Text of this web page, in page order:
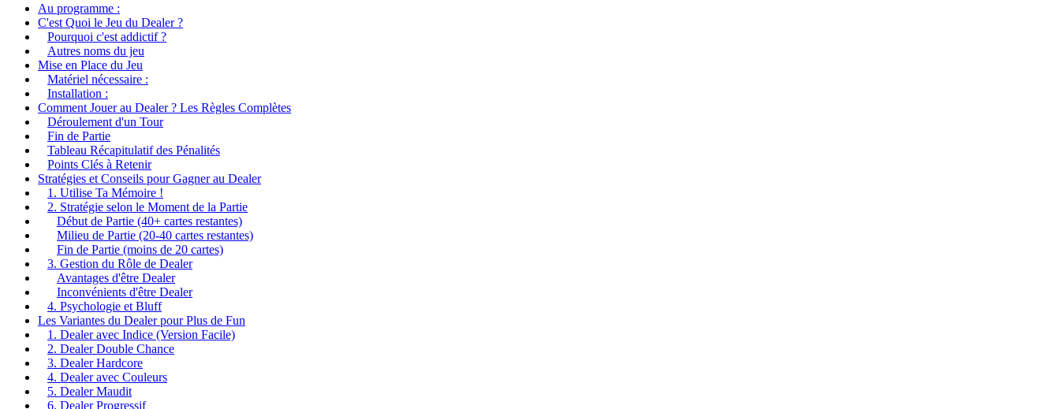
Au programme :
C'est Quoi le Jeu du Dealer ?
Pourquoi c'est addictif ?
Autres noms du jeu
Mise en Place du Jeu
Matériel nécessaire :
Installation :
Comment Jouer au Dealer ? Les Règles Complètes
Déroulement d'un Tour
Fin de Partie
Tableau Récapitulatif des Pénalités
Points Clés à Retenir
Stratégies et Conseils pour Gagner au Dealer
1. Utilise Ta Mémoire !
2. Stratégie selon le Moment de la Partie
Début de Partie (40+ cartes restantes)
Milieu de Partie (20-40 cartes restantes)
Fin de Partie (moins de 20 cartes)
3. Gestion du Rôle de Dealer
Avantages d'être Dealer
Inconvénients d'être Dealer
4. Psychologie et Bluff
Les Variantes du Dealer pour Plus de Fun
1. Dealer avec Indice (Version Facile)
2. Dealer Double Chance
3. Dealer Hardcore
4. Dealer avec Couleurs
5. Dealer Maudit
6. Dealer Progressif